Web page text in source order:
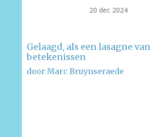
20 dec 2024
Gelaagd, als een lasagne van
betekenissen
door Marc Bruynseraede